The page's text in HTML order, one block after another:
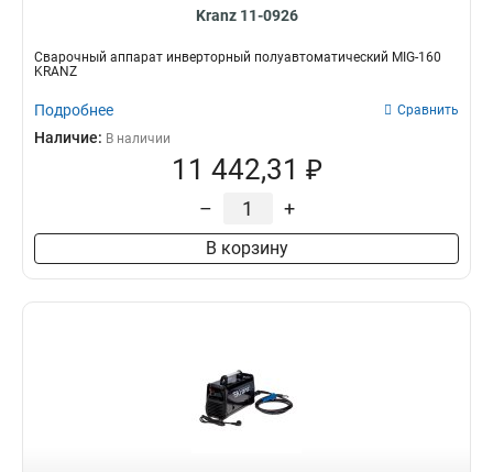
Kranz 11-0926
Сварочный аппарат инверторный полуавтоматический MIG-160
KRANZ
Подробнее Сравнить
Наличие: В наличии
11 442,31 ₽
– +
В корзину